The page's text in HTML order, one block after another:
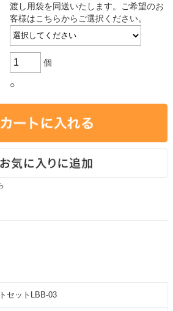
渡し用袋を同送いたします。ご希望のお
客様はこちらからご選択ください。
個
○
セットLBB-03